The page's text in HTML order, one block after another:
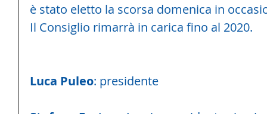
è stato eletto la scorsa domenica in
Il Consiglio rimarrà in carica fino al 2020.
Luca Puleo: presidente